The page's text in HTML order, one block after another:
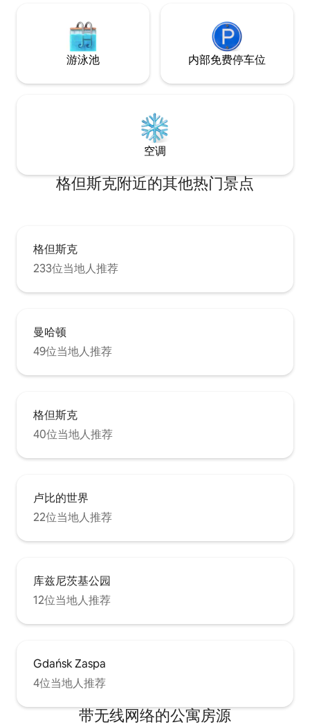
游泳池 内部免费停车位
空调
格但斯克附近的其他热门景点
格但斯克
233位当地人推荐
曼哈顿
49位当地人推荐
格但斯克
40位当地人推荐
卢比的世界
22位当地人推荐
库兹尼茨基公园
12位当地人推荐
Gdańsk Zaspa
4位当地人推荐
带无线网络的公寓房源